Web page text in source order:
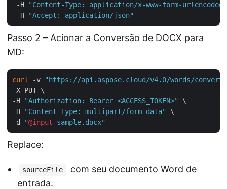
-H
"Content-Type: application/x-www-form-urlencoded"
-H
"Accept: application/json"
Passo 2 – Acionar a Conversão de DOCX para
MD:
curl -v
"https://api.aspose.cloud/v4.0/words/
-X PUT \
-H
"Authorization: Bearer <ACCESS_TOKEN>"
\
-H
"Content-Type: multipart/form-data"
\
-d
"@input-sample.docx"
Replace:
sourceFile
com seu documento Word de
entrada.